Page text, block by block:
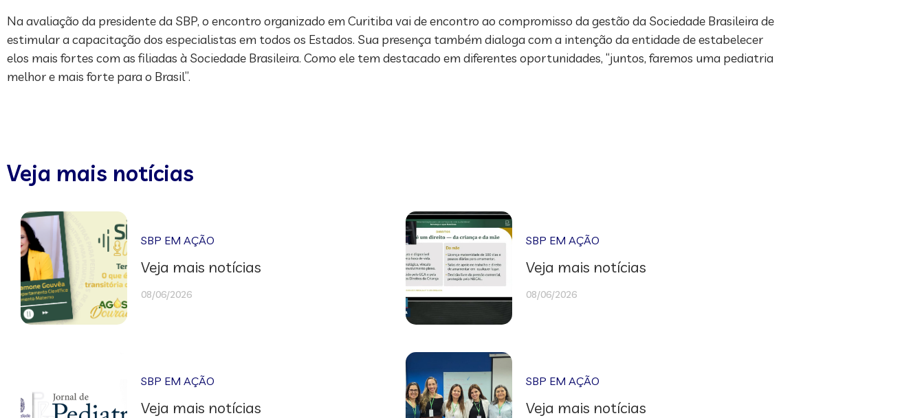
Na avaliação da presidente da SBP, o encontro organizado em Curitiba vai de encontro ao compromisso da gestão da Sociedade Brasileira de
estimular a capacitação dos especialistas em todos os Estados. Sua presença também dialoga com a intenção da entidade de estabelecer
elos mais fortes com as filiadas à Sociedade Brasileira. Como ele tem destacado em diferentes oportunidades, “juntos, faremos uma pediatria
melhor e mais forte para o Brasil”.
Veja mais notícias
SBP EM AÇÃO
Veja mais notícias
08/06/2026
SBP EM AÇÃO
Veja mais notícias
08/06/2026
SBP EM AÇÃO
Veja mais notícias
SBP EM AÇÃO
Veja mais notícias